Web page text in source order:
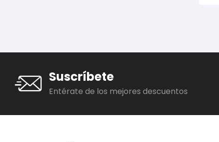
Suscríbete
Entérate de los mejores descuentos